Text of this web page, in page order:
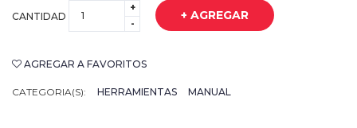
CANTIDAD
+
-
+ AGREGAR
AGREGAR A FAVORITOS
CATEGORIA(S): HERRAMIENTAS MANUAL